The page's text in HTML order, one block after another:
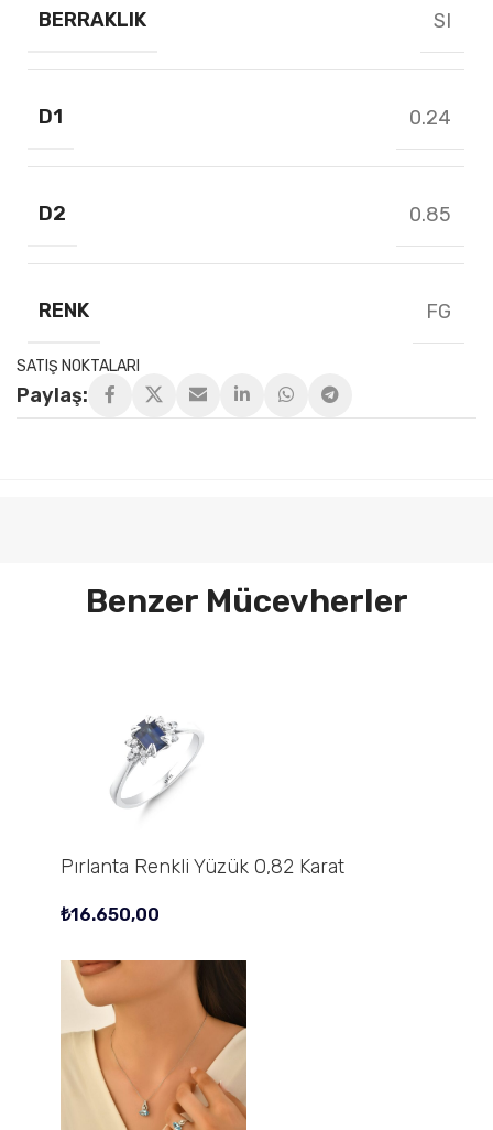
BERRAKLIK SI
D1 0.24
D2 0.85
RENK FG
SATIŞ NOKTALARI
Paylaş:
Benzer Mücevherler
Pırlanta Renkli Yüzük 0,82 Karat
₺16.650,00